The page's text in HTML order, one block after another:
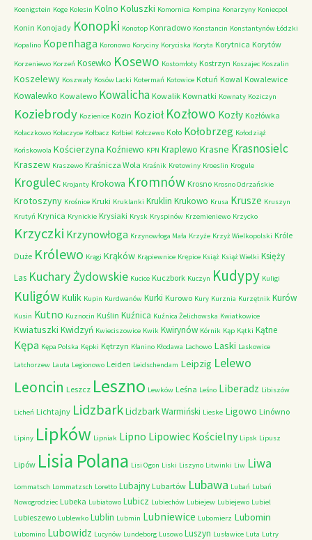
Koenigstein Koge Kolesin Kolno Koluszki Komornica Kompina Konarzyny Koniecpol
Konin Konojady Konopki Konotop Konradowo Konstancin Konstantynów Łódzki
Kopalino Kopenhaga Koronowo Koryciny Koryciska Koryta Korytnica Korytów
Korzeniewo Korzeń Kosewko Kosewo Kostomłoty Kostrzyn Koszajec Koszalin
Koszelewy Koszwały Kosów Lacki Kotermań Kotowice Kotuń Kowal Kowalewice
Kowalewko Kowalewo Kowalicha Kowalik Kownatki Kownaty Koziczyn
Koziebrody Kozienice Kozin Kozioł Kozłowo Kozły Kozłówka
Kołaczkowo Kołaczyce Kołbacz Kołbiel Kołczewo Koło Kołobrzeg Kołodziąż
Końskowola Kościerzyna Koźniewo KPN Kraplewo Krasne Krasnosielc
Kraszew Kraszewo Kraśnicza Wola Kraśnik Kretowiny Kroeslin Krogule
Krogulec Krojanty Krokowa Kromnów Krosno Krosno Odrzańskie
Krotoszyny Krośnice Kruki Kruklanki Kruklin Krukowo Krusa Krusze Kruszyn
Krutyń Krynica Krynickie Krysiaki Krysk Kryspinów Krzemieniewo Krzycko
Krzyczki Krzynowłoga Krzynowłoga Mała Krzyże Krzyż Wielkopolski Króle
Duże Królewo Krągi Krąków Krąpiewnice Krępice Książ Książ Wielki Księży
Las Kuchary Żydowskie Kucice Kuczbork Kuczyn Kudypy Kuligi
KuligówKulik Kupin Kurdwanów Kurki Kurowo Kury Kurznia Kurzętnik Kurów
Kusin Kutno Kuznocin Kuślin Kuźnica Kuźnica Żelichowska Kwiatkowice
Kwiatuszki Kwidzyń Kwieciszowice Kwik Kwirynów Kórnik Kąp Kątki Kątne
Kępa Kępa Polska Kępki Kętrzyn Kłanino Kłodawa Lachowo Laski Laskowice
Latchorzew Lauta Legionowo Leiden Leidschendam Leipzig Lelewo
Leoncin Leszcz Leszno Lewków Leśna Leśno Liberadz Libiszów
Licheń Lichtajny LidzbarkLidzbark Warmiński Lieske Ligowo Linówno
Lipiny Lipków Lipniak Lipno Lipowiec Kościelny Lipsk Lipusz
Lipów Lisia Polana Lisi Ogon Liski Liszyno Litwinki Liw Liwa
Lommatsch Lommatzsch Loretto Lubajny Lubartów Lubawa Lubań Lubań
Nowogrodziec Lubeka Lubiatowo Lubicz Lubiechów Lubiejew Lubiejewo Lubiel
Lubieszewo Lublewko Lublin Lubmin Lubniewice Lubomierz Lubomin
Lubomino Lubowidz Lucynów Lundeborg Lusowo Luszyn Lusławice Luta Lutry